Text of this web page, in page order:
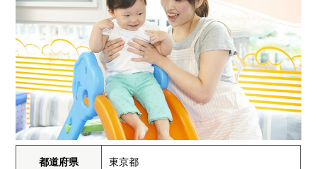
都道府県 東京都